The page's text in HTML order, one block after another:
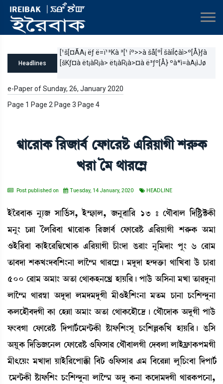
Headlines
[¹š[¤ÃA¡ ëƒ ë=ï¹³Kà ³[¹ íº>>à šå[ºÎ šàìÎ¢àì>º[Å}ƒà
[šKƒ¤à ët¡àR¡à> ët¡àR¡à>¤à ë³ƒº[Å} ºà*ì=àA¡ìJø
e-Paper of Sunday, 26, January 2020
Page 1 Page 2 Page 3 Page 4
Màì¹àA¡ [¹\à¤¢ ëó¡àì¹Ê¡ &[¹ÚàKã Å¹ç¡A¡
J¹à í³ =à¹ì´Ã
Post published on Tuesday, 14 January, 2020 HEADLINE
Òüî¹¤àA¡ >å¸\ Îà[®¢¡Î, Òü´£¡àº, \>å¯à[¹ 13 – ë=ï¤àº [ƒ[Ê¡öC¡A¡ã
³>å} W¡Äà íº[¹¤à Màì¹àA¡ [¹\à¤¢ ëó¡àì¹Ê¡ &[¹ÚàKã Å¹ç¡A¡ "³à
*Òü[¹¤à A¡àÒüì¹[ÞìJàA¡ &[¹ÚàKã W¡ã}ƒà R¡¹à} >å[³ƒà} šå} 6 ë¹à³
t¡à¤ƒà ÅA¡J}ƒ¤[Å}>à ºàî´¶ =à¹ì´Ã¡ú ³ƒåƒà Ò@ƒv¡û¡à =à[J¤à l¡ü W¡à¹à
500 ë¹à³ "³à} "t¡à ë=àA¡Ò>ìJø ÒàÚ[¹¡ú šàl¡ü "[Î>à ³Jà t¡à¹ƒå>à
ºàî´¶ =à¹´¬à "ƒåƒà º³ƒ³ƒåKã ³ã*Òü[Å}>à ³t¡³ W¡à>à W¡}[Å@ƒå>à
A¡ºìÒï¤ƒKã A¡à ëÒÄà "³à} "t¡à ë=àA¡ìÒïì‰¡ú ë=ïìƒàA¡ "ƒåKã šàl¡ü
ó¡}¤Kà ëó¡àì¹Ê¡ [ƒšài¢¡ì³@i¡A¡ã Ê¡àó¡[Å}Îå W¡}[ÅÀA¡[J ÒàÚ[¹¡ú R¡[Î
"ÚåA¡ [ƒ[®¡\ì>º ëó¡àì¹Ê¡ *[ó¡Îà¹ ë=ï¤àºKã ëƒ¤ºà ºàÒüóø¡àA¡š³Kã
³ã;ìÚ} ³Jàƒà ÚàÒü[¹ìšàB¡ã [¤i¡ *[ó¡Îà¹ &³ [¤ì¹Äà ºå[W¡}¤à [ƒšài¢
¡ì³@i¡A¡ã Ê¡àó¡[Å} W¡}[Å@ƒå>à ºàî´¶ "ƒå A¡>à A¡ìƒà³ƒKã =à¹A¡šì>à,